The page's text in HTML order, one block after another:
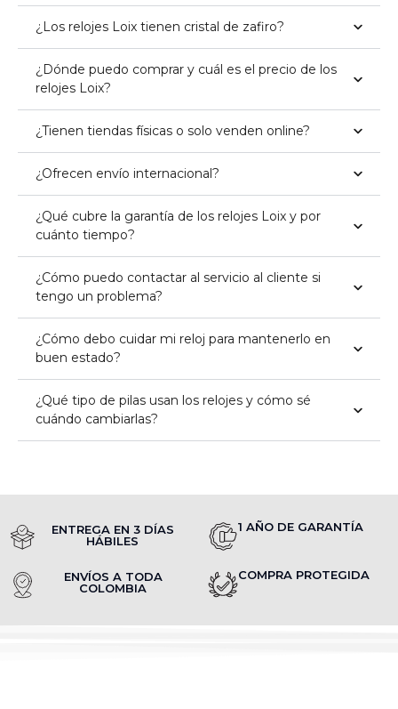
¿Los relojes Loix tienen cristal de zafiro?
¿Dónde puedo comprar y cuál es el precio de los
relojes Loix?
¿Tienen tiendas físicas o solo venden online?
¿Ofrecen envío internacional?
¿Qué cubre la garantía de los relojes Loix y por
cuánto tiempo?
¿Cómo puedo contactar al servicio al cliente si
tengo un problema?
¿Cómo debo cuidar mi reloj para mantenerlo en
buen estado?
¿Qué tipo de pilas usan los relojes y cómo sé
cuándo cambiarlas?
ENTREGA EN 3 DÍAS
HÁBILES
1 AÑO DE GARANTÍA
ENVÍOS A TODA
COLOMBIA
COMPRA PROTEGIDA